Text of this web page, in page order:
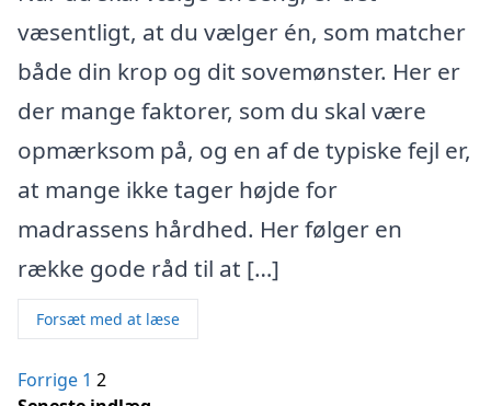
væsentligt, at du vælger én, som matcher
både din krop og dit sovemønster. Her er
der mange faktorer, som du skal være
opmærksom på, og en af de typiske fejl er,
at mange ikke tager højde for
madrassens hårdhed. Her følger en
række gode råd til at […]
Forsæt med at læse
Indlægsinddeling
Forrige 1 2